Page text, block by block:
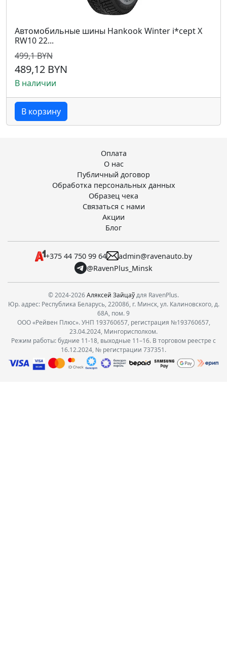
Автомобильные шины Hankook Winter i*cept X
RW10 22...
499,1 BYN
489,12 BYN
В наличии
В корзину
Оплата
О нас
Публичный договор
Обработка персональных данных
Образец чека
Связаться с нами
Акции
Блог
+375 44 750 99 64
admin@ravenauto.by
@RavenPlus_Minsk
© 2024-2026Аляксей Зайцаўдля RavenPlus.
Юр. адрес: Республика Беларусь, 220086, г. Минск, ул. Калиновского, д.
68А, пом. 9
ООО «Рейвен Плюс». УНП 193760657, регистрация №193760657,
23.04.2024, Мингорисполком.
Режим работы: будние 11-18, выходные 11–16. В торговом реестре с
16.12.2024, № регистрации 737351.